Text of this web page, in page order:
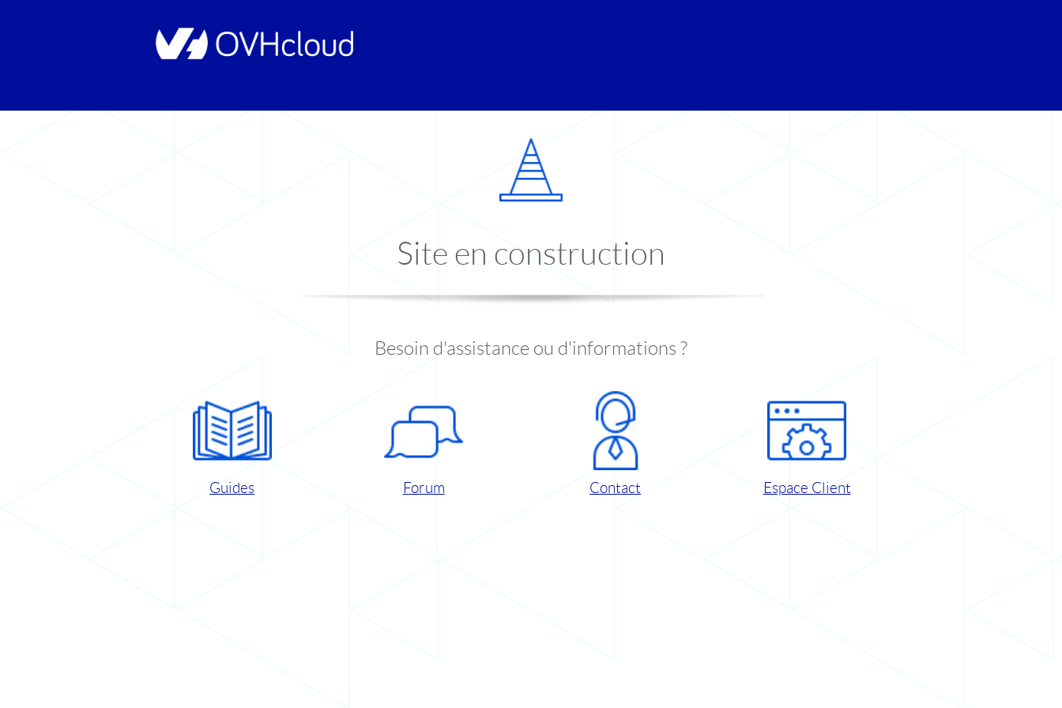
Site en construction
Besoin d'assistance ou d'informations ?
Guides Forum Contact Espace Client